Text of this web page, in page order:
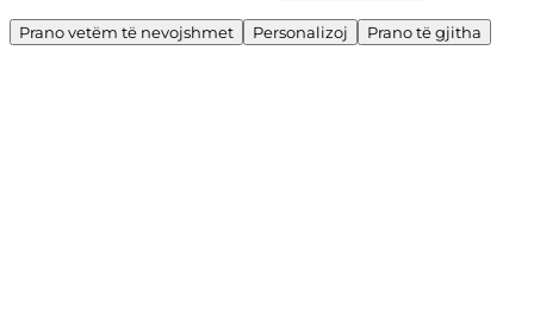
Prano vetëm të nevojshmet Personalizoj Prano të gjitha